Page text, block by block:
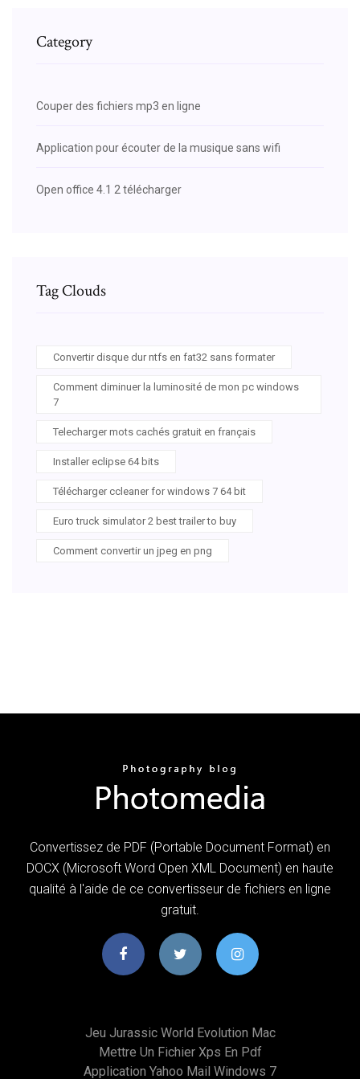
Category
Couper des fichiers mp3 en ligne
Application pour écouter de la musique sans wifi
Open office 4.1 2 télécharger
Tag Clouds
Convertir disque dur ntfs en fat32 sans formater
Comment diminuer la luminosité de mon pc windows
7
Telecharger mots cachés gratuit en français
Installer eclipse 64 bits
Télécharger ccleaner for windows 7 64 bit
Euro truck simulator 2 best trailer to buy
Comment convertir un jpeg en png
Convertissez de PDF (Portable Document Format) en
DOCX (Microsoft Word Open XML Document) en haute
qualité à l'aide de ce convertisseur de fichiers en ligne
gratuit.
Jeu Jurassic World Evolution Mac
Mettre Un Fichier Xps En Pdf
Application Yahoo Mail Windows 7